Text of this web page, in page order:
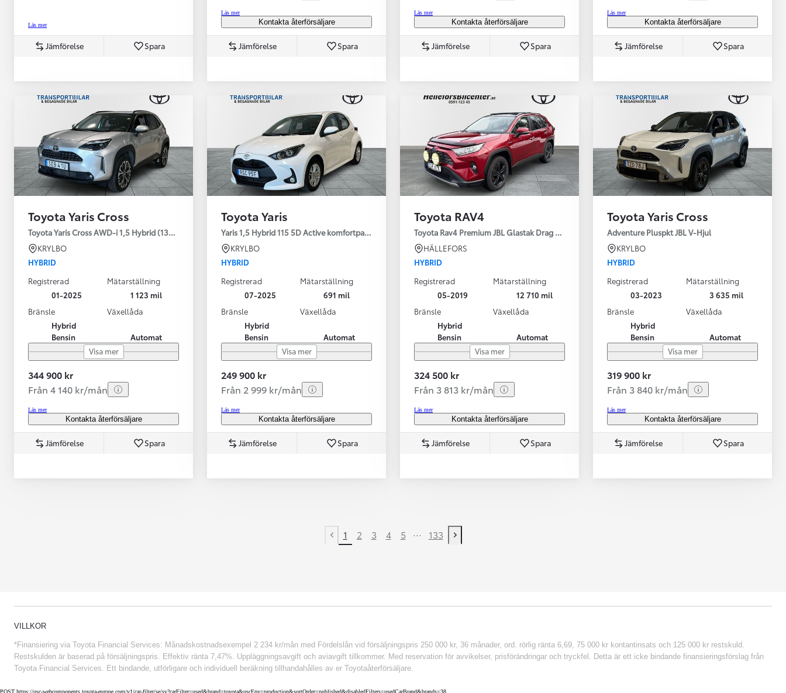
Läs mer
Jämförelse Spara
Läs mer
Kontakta återförsäljare
Jämförelse Spara
Läs mer
Kontakta återförsäljare
Jämförelse Spara
Läs mer
Kontakta återförsäljare
Jämförelse Spara
Toyota Yaris Cross
Toyota Yaris Cross AWD-i 1,5 Hybrid (130HK) Style V-hjul
KRYLBO
HYBRID
Registrerad
01-2025
Mätarställning
1 123 mil
Bränsle
Hybrid
Bensin
Växellåda
Automat
Visa mer
344 900 kr
Från 4 140 kr/mån
Läs mer
Kontakta återförsäljare
Jämförelse Spara
Toyota Yaris
Yaris 1,5 Hybrid 115 5D Active komfortpaket
KRYLBO
HYBRID
Registrerad
07-2025
Mätarställning
691 mil
Bränsle
Hybrid
Bensin
Växellåda
Automat
Visa mer
249 900 kr
Från 2 999 kr/mån
Läs mer
Kontakta återförsäljare
Jämförelse Spara
Toyota RAV4
Toyota Rav4 Premium JBL Glastak Drag Motorv Vhjul
HÄLLEFORS
HYBRID
Registrerad
05-2019
Mätarställning
12 710 mil
Bränsle
Hybrid
Bensin
Växellåda
Automat
Visa mer
324 500 kr
Från 3 813 kr/mån
Läs mer
Kontakta återförsäljare
Jämförelse Spara
Toyota Yaris Cross
Adventure Pluspkt JBL V-Hjul
KRYLBO
HYBRID
Registrerad
03-2023
Mätarställning
3 635 mil
Bränsle
Hybrid
Bensin
Växellåda
Automat
Visa mer
319 900 kr
Från 3 840 kr/mån
Läs mer
Kontakta återförsäljare
Jämförelse Spara
Previous page
1 2 3 4 5 ... 133
Next page
VILLKOR
*Finansiering via Toyota Financial Services: Månadskostnadsexempel 2 234 kr/mån med Fördelslån vid försäljningspris 250 000 kr, 36 månader, ord. rörlig ränta 6,69, 75 000 kr kontantinsats och 125 000 kr restskuld.
Restskulden är baserad på försäljningspris. Effektiv ränta 7,47%. Uppläggningsavgift och aviavgift tillkommer. Med reservation för avvikelser, prisförändringar och tryckfel. Detta är ett icke bindande finansieringsförslag från
Toyota Financial Services. Ett bindande, utförligare och individuell beräkning tillhandahålles av er Toyotaåterförsäljare.
POST https://usc-webcomponents.toyota-europe.com/v1/car-filter/se/sv?carFilter=used&brand=toyota&uscEnv=production&sortOrder=published&disabledFilters=usedCarBrand&brands=38